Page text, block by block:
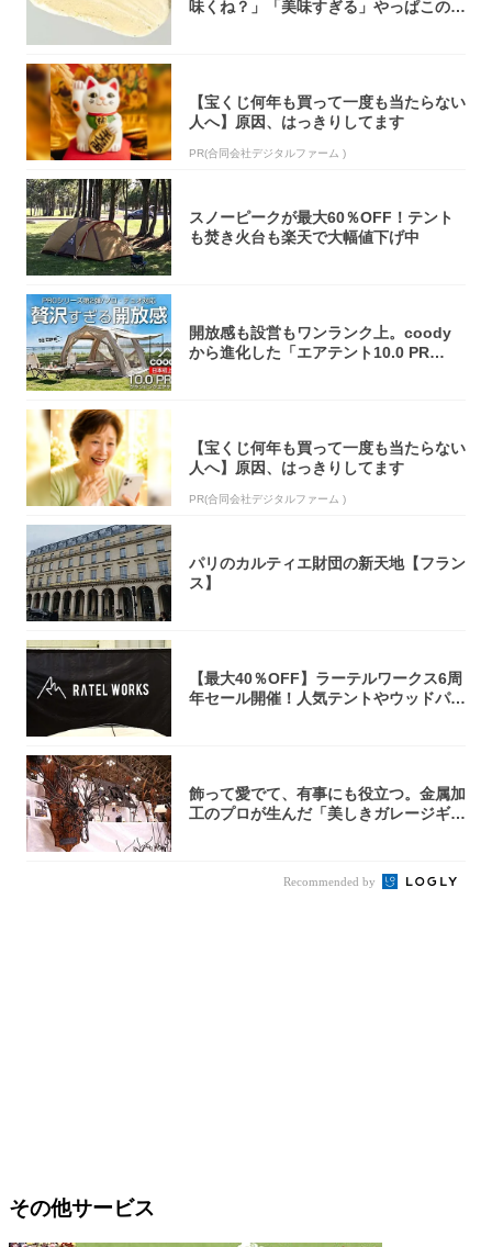
味くね？」「美味すぎる」やっぱこのク
【宝くじ何年も買って一度も当たらない
人へ】原因、はっきりしてます
PR(合同会社デジタルファーム )
スノーピークが最大60％OFF！テント
も焚き火台も楽天で大幅値下げ中
開放感も設営もワンランク上。coody
から進化した「エアテント10.0 PR
【宝くじ何年も買って一度も当たらない
人へ】原因、はっきりしてます
PR(合同会社デジタルファーム )
パリのカルティエ財団の新天地【フラン
ス】
【最大40％OFF】ラーテルワークス6周
年セール開催！人気テントやウッドパネ
飾って愛でて、有事にも役立つ。金属加
工のプロが生んだ「美しきガレージギ
Recommended by
その他サービス